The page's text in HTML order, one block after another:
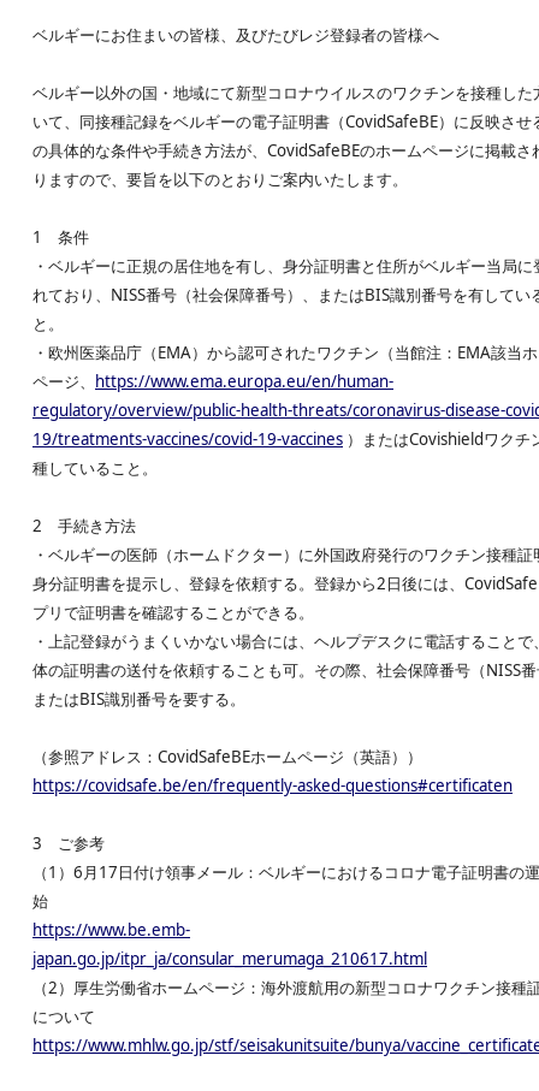
ベルギーにお住まいの皆様、及びたびレジ登録者の皆様へ
ベルギー以外の国・地域にて新型コロナウイルスのワクチンを接種した
いて、同接種記録をベルギーの電子証明書（CovidSafeBE）に反映させ
の具体的な条件や手続き方法が、CovidSafeBEのホームページに掲載さ
りますので、要旨を以下のとおりご案内いたします。
1 条件
・ベルギーに正規の居住地を有し、身分証明書と住所がベルギー当局に
れており、NISS番号（社会保障番号）、またはBIS識別番号を有してい
と。
・欧州医薬品庁（EMA）から認可されたワクチン（当館注：EMA該当
ページ、
https://www.ema.europa.eu/en/human-
regulatory/overview/public-health-threats/coronavirus-disease-
19/treatments-vaccines/covid-19-vaccines ）またはCovishieldワクチ
種していること。
2 手続き方法
・ベルギーの医師（ホームドクター）に外国政府発行のワクチン接種証
身分証明書を提示し、登録を依頼する。登録から2日後には、
プリで証明書を確認することができる。
・上記登録がうまくいかない場合には、ヘルプデスクに電話することで
体の証明書の送付を依頼することも可。その際、社会保障番号（NISS
またはBIS識別番号を要する。
（参照アドレス：CovidSafeBEホームページ（英語））
https://covidsafe.be/en/frequently-asked-questions#certificaten
3 ご参考
（1）6月17日付け領事メール：ベルギーにおけるコロナ電子証明書の
始
https://www.be.emb-
japan.go.jp/itpr_ja/consular_merumaga_210617.html
（2）厚生労働省ホームページ：海外渡航用の新型コロナワクチン接種
について
https://www.mhlw.go.jp/stf/seisakunitsuite/bunya/